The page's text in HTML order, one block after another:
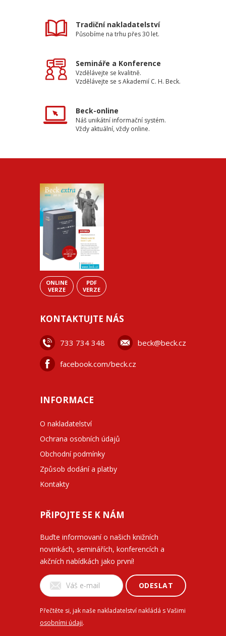
Tradiční nakladatelství
Působíme na trhu přes 30 let.
Semináře a Konference
Vzdělávejte se kvalitně.
Vzdělávejte se s Akademií C. H. Beck.
Beck-online
Náš unikátní informační systém.
Vždy aktuální, vždy online.
ONLINE
VERZE
PDF
VERZE
KONTAKTUJTE NÁS
733 734 348 beck@beck.cz
facebook.com/beck.cz
INFORMACE
O nakladatelství
Ochrana osobních údajů
Obchodní podmínky
Způsob dodání a platby
Kontakty
PŘIPOJTE SE K NÁM
Buďte informovaní o našich knižních
novinkách, seminářích, konferencích a
akčních nabídkách jako první!
ODESLAT
Přečtěte si, jak naše nakladatelství nakládá s Vašimi
osobními údaji.